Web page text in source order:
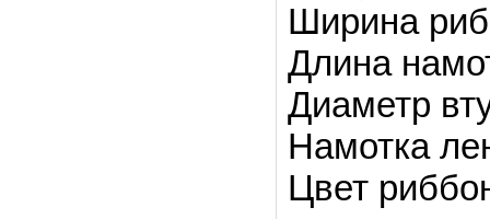
Ширина
Длина
Диаметр
Намотка
Цвет